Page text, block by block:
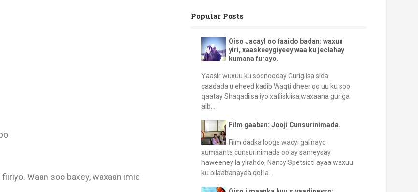
Waan soo baxey, waxaan imid
Popular Posts
Qiso Jacayl oo faaido badan: waxuu
yiri, xaaskeeygiyeey waa ku jeclahay
kumana furayo.
Yaasir wuxuu ku soonoqday Gurigiisa sida
caadada u eheed kadib Waqti dheer oo uu ku soo
qaatay Shaqadiisa iyo xafiiskiisa,waxaana guriga
alb...
Film gaaban: Jooji Cunsurinimada.
Film dadka looga wacyi galinayo
xumaanta cunsurinimada oo ay sameysay
haweeney la yirahdo, Nancy Spetsioti ayaa waxuu
ku bilaabanayaa qol la...